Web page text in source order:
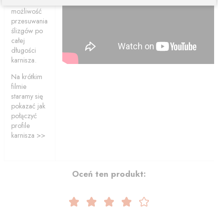
możliwość
przesuwania
ślizgów po
całej
długości
karnisza.
Na krótkim
filmie
staramy się
pokazać jak
połączyć
profile
karnisza >>
Oceń ten produkt: